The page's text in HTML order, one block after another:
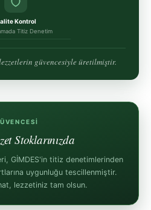
Kontrol
Titiz Denetim
güvencesiyle üretilmiştir.
Stoklarınızda
GİMDES'in titiz denetimlerinden
uygunluğu tescillenmiştir.
lezzetiniz tam olsun.